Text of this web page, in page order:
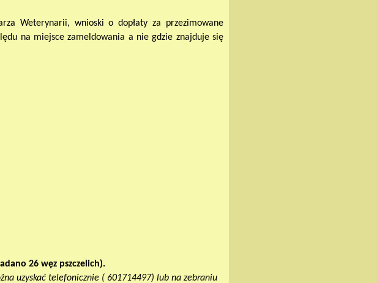
Weterynarii, wnioski o dopłaty za przezimowane
na miejsce zameldowania a nie gdzie znajduje się
26 węz pszczelich).
uzyskać telefonicznie ( 601714497) lub na zebraniu